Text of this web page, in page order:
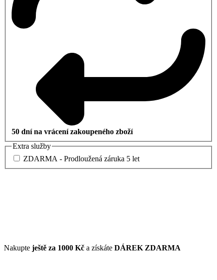
50 dní na vrácení zakoupeného zboží
Extra služby
ZDARMA - Prodloužená záruka 5 let
Nakupte ještě za 1000 Kč a získáte DÁREK ZDARMA